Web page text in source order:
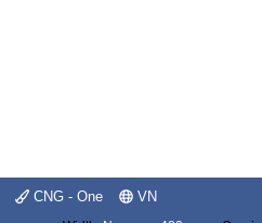
CNG - One VN